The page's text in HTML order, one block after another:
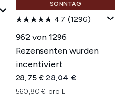
SONNTAG
4.7 (1296)
962 von 1296
Rezensenten wurden
incentiviert
Unverbindliche
28,75 €Aktueller Preis:
28,04 €
560,80 € pro L